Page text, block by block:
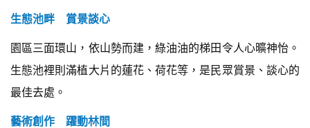
生態池畔 賞景談心
園區三面環山，依山勢而建，綠油油的梯田令人心曠神怡。
生態池裡則滿植大片的蓮花、荷花等，是民眾賞景、談心的
最佳去處。
藝術創作 躍動林間